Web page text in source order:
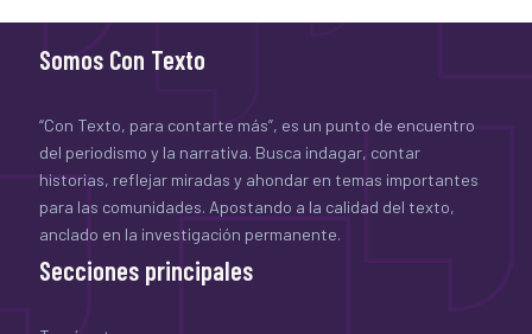
Somos Con Texto
“Con Texto, para contarte más”, es un punto de encuentro
del periodismo y la narrativa. Busca indagar, contar
historias, reflejar miradas y ahondar en temas importantes
para las comunidades. Apostando a la calidad del texto,
anclado en la investigación permanente.
Secciones principales